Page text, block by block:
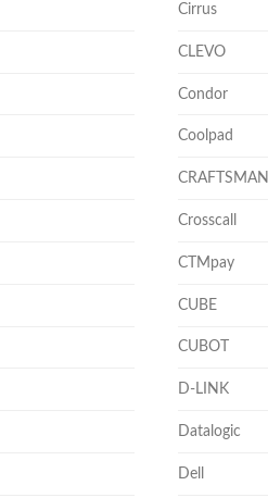
Cirrus
CLEVO
Condor
Coolpad
CRAFTSMAN
Crosscall
CTMpay
CUBE
CUBOT
D-LINK
Datalogic
Dell